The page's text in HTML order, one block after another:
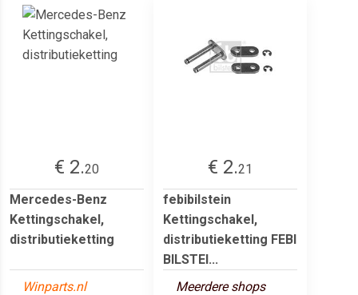
€ 2.20
Mercedes-Benz
Kettingschakel,
distributieketting
Winparts.nl
€ 2.21
febibilstein
Kettingschakel,
distributieketting FEBI
BILSTEI...
Meerdere shops